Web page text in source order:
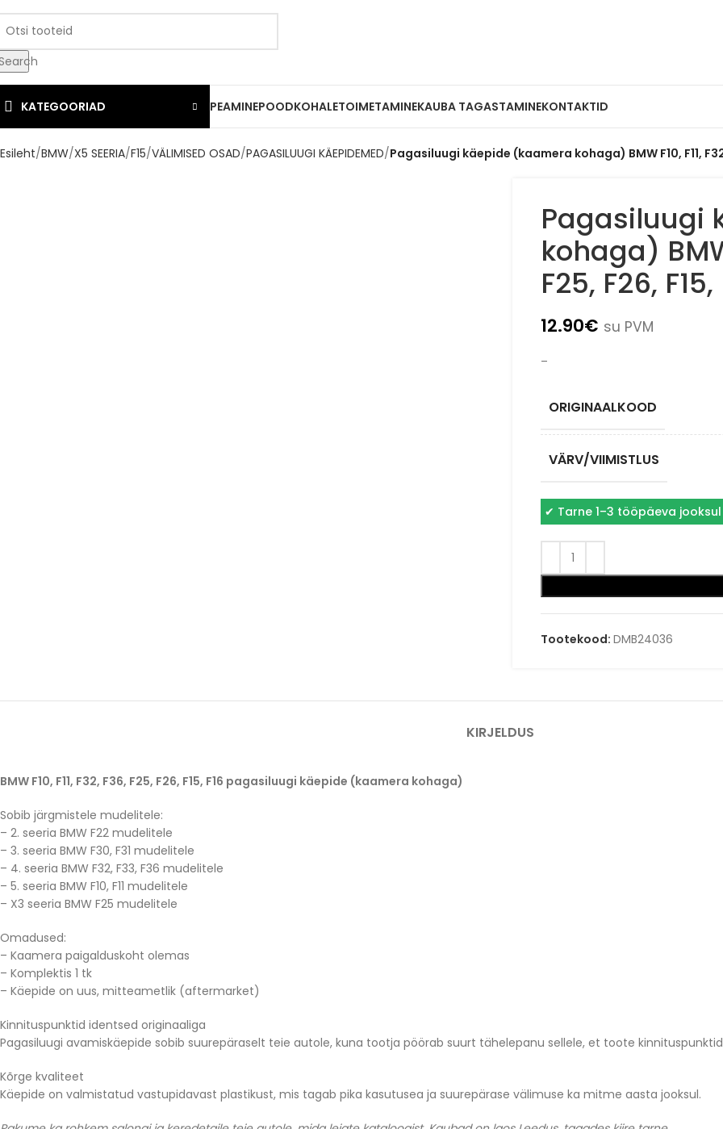
KATEGOORIAD PEAMINEPOODKOHALETOIMETAMINEKAUBA TAGASTAMINEKONTAKTID
Esileht BMW X5 SEERIA F15 VÄLIMISED OSAD PAGASILUUGI KÄEPIDEMED Pagasiluugi käepide (kaamera kohaga) BMW F10, F11, F32,
Pagasiluugi
kohaga)
F25, F26, F15,
12.90€ su PVM
–
ORIGINAALKOOD
VÄRV/VIIMISTLUS
✔ Tarne 1–3 tööpäeva jooksul
Tootekood: DMB24036
KIRJELDUS
BMW F10, F11, F32, F36, F25, F26, F15, F16 pagasiluugi käepide (kaamera kohaga)
Sobib järgmistele mudelitele:
– 2. seeria BMW F22 mudelitele
– 3. seeria BMW F30, F31 mudelitele
– 4. seeria BMW F32, F33, F36 mudelitele
– 5. seeria BMW F10, F11 mudelitele
– X3 seeria BMW F25 mudelitele
Omadused:
– Kaamera paigalduskoht olemas
– Komplektis 1 tk
– Käepide on uus, mitteametlik (aftermarket)
Kinnituspunktid identsed originaaliga
Pagasiluugi avamiskäepide sobib suurepäraselt teie autole, kuna tootja pöörab suurt tähelepanu sellele, et toote
Kõrge kvaliteet
Käepide on valmistatud vastupidavast plastikust, mis tagab pika kasutusea ja suurepärase välimuse ka mitme aasta jooksul.